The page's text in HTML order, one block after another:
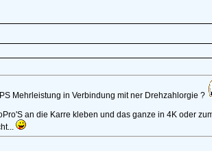
Mehrleistung in Verbindung mit ner Drehzahlorgie ?
an die Karre kleben und das ganze in 4K oder